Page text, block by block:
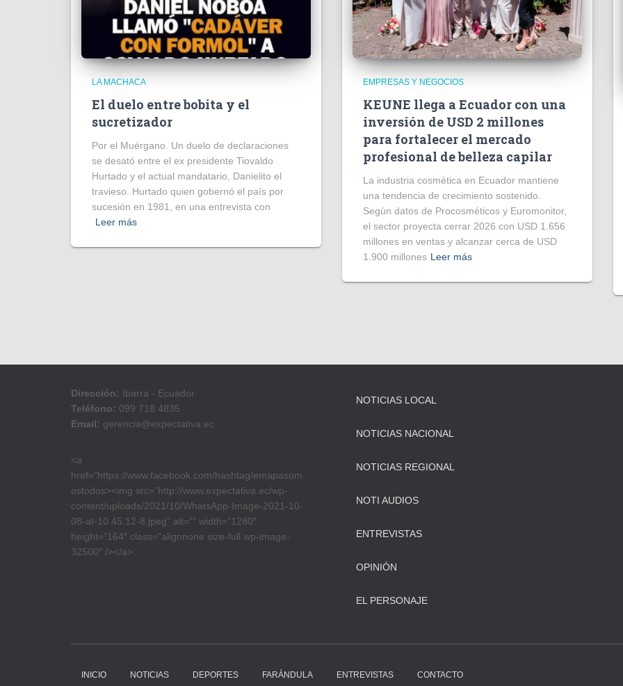
LA MACHACA
El duelo entre bobita y el
sucretizador
Por el Muérgano. Un duelo de declaraciones
se desató entre el ex presidente Tiovaldo
Hurtado y el actual mandatario, Danielito el
travieso. Hurtado quien gobernó el país por
sucesión en 1981, en una entrevista con
Leer más
EMPRESAS Y NEGOCIOS
KEUNE llega a Ecuador con una
inversión de USD 2 millones
para fortalecer el mercado
profesional de belleza capilar
La industria cosmética en Ecuador mantiene
una tendencia de crecimiento sostenido.
Según datos de Procosméticos y Euromonitor,
el sector proyecta cerrar 2026 con USD 1.656
millones en ventas y alcanzar cerca de USD
1.900 millones Leer más
Dirección: Ibarra - Ecuador
Teléfono: 099 718 4835
Email: gerencia@expectativa.ec
<a
href=”https://www.facebook.com/hashtag/emapasom
ostodos><img src=”http://www.expectativa.ec/wp-
content/uploads/2021/10/WhatsApp-Image-2021-10-
08-at-10.45.12-8.jpeg” alt=”” width=”1280″
height=”164″ class=”alignnone size-full wp-image-
32500″ /></a>
NOTICIAS LOCAL
NOTICIAS NACIONAL
NOTICIAS REGIONAL
NOTI AUDIOS
ENTREVISTAS
OPINIÓN
EL PERSONAJE
INICIO NOTICIAS DEPORTES FARÁNDULA ENTREVISTAS CONTACTO